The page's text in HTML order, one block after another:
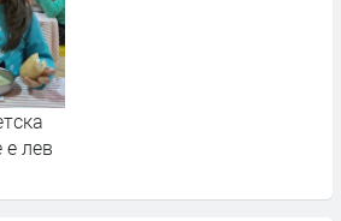
е лев